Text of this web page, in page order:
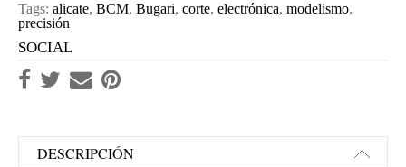
Tags: alicate, BCM, Bugari, corte, electrónica, modelismo,
precisión
SOCIAL
DESCRIPCIÓN